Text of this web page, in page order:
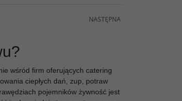
NASTĘPNA
wśród firm oferujących catering
ciepłych dań, zup, potraw
pojemników żywność jest